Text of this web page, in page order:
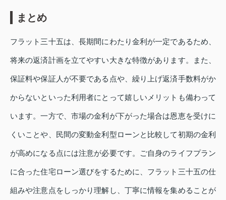
まとめ
フラット三十五は、長期間にわたり金利が一定であるため、
将来の返済計画を立てやすい大きな特徴があります。また、
保証料や保証人が不要である点や、繰り上げ返済手数料がか
からないといった利用者にとって嬉しいメリットも備わって
います。一方で、市場の金利が下がった場合は恩恵を受けに
くいことや、民間の変動金利型ローンと比較して初期の金利
が高めになる点には注意が必要です。ご自身のライフプラン
に合った住宅ローン選びをするために、フラット三十五の仕
組みや注意点をしっかり理解し、丁寧に情報を集めることが